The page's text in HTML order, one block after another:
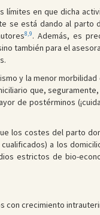
límites en que dicha
se está dando al parto
8,9. Además, es
también para el
y la menor
que,
de postérminos
los costes del parto
a los
estrictos de bio-
con crecimiento